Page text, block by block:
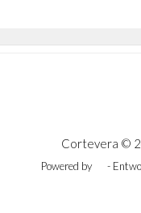
Cortevera ©
Powered by -